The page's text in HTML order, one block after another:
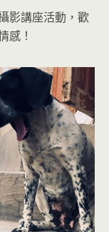
影講座活動，歡
感！